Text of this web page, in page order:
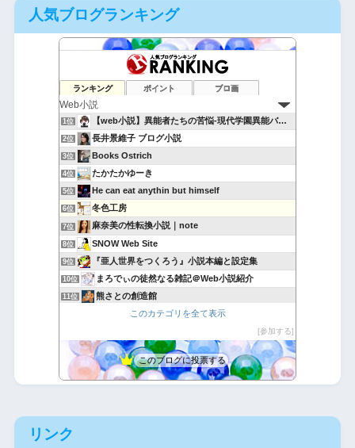
人気ブログランキング
ランキング ポイント ブロ画
1位 【web小説】異能者たちの苦悩-現代学園異能バトル-
2位 長井景維子 ブログ小説
3位 Books Ostrich
4位 たかたかゆーき
5位 He can eat anythin but himself
6位 冬色工房
7位 麻奈美の性転換小説｜note
8位 SNOW Web Site
9位 『亜人世界をつくろう』小説本編と設定集
10位 まろでぃの徒然なる雑記＠Web小説紹介
11位 熊さとの創造館
フォレストピア創造記 ラムリーザ・サーガ
14位 GATEZEROの日記
15位 ボロ家で執筆
このカテゴリを全て表示
参加する
このブログに投票する
リンク